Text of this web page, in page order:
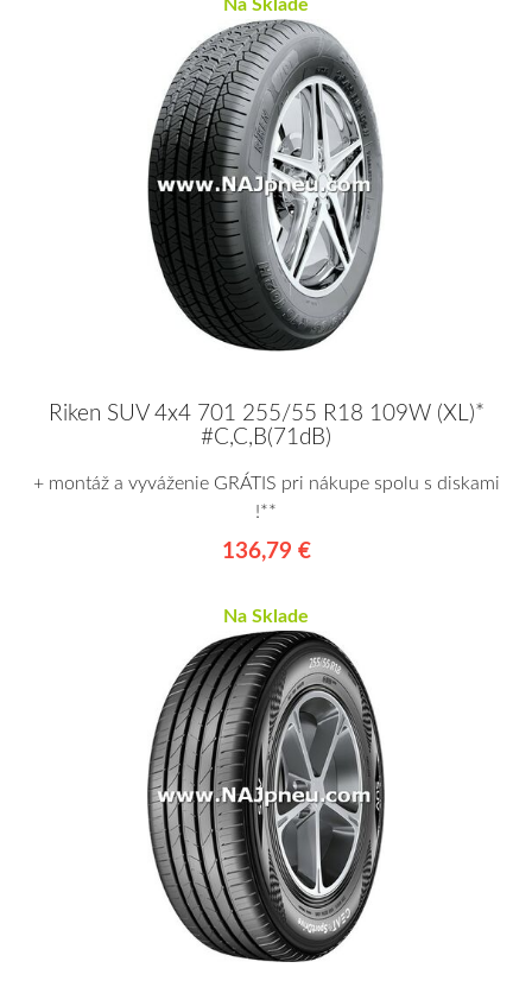
Na Sklade
Riken SUV 4x4 701 255/55 R18 109W (XL)*
#C,C,B(71dB)
+ montáž a vyváženie GRÁTIS pri nákupe spolu s diskami
!**
136,79 €
Na Sklade